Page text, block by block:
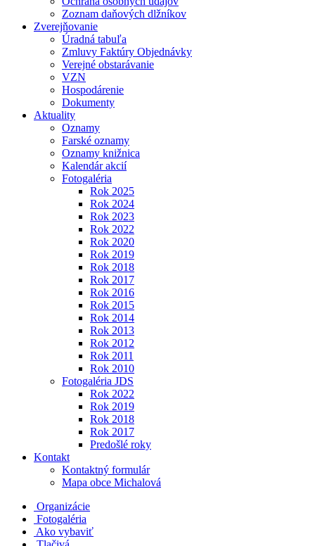
Zoznam daňových dlžníkov
Zverejňovanie
Úradná tabuľa
Zmluvy Faktúry Objednávky
Verejné obstarávanie
VZN
Hospodárenie
Dokumenty
Aktuality
Oznamy
Farské oznamy
Oznamy knižnica
Kalendár akcií
Fotogaléria
Rok 2025
Rok 2024
Rok 2023
Rok 2022
Rok 2020
Rok 2019
Rok 2018
Rok 2017
Rok 2016
Rok 2015
Rok 2014
Rok 2013
Rok 2012
Rok 2011
Rok 2010
Fotogaléria JDS
Rok 2022
Rok 2019
Rok 2018
Rok 2017
Predošlé roky
Kontakt
Kontaktný formulár
Mapa obce Michalová
Organizácie
Fotogaléria
Ako vybaviť